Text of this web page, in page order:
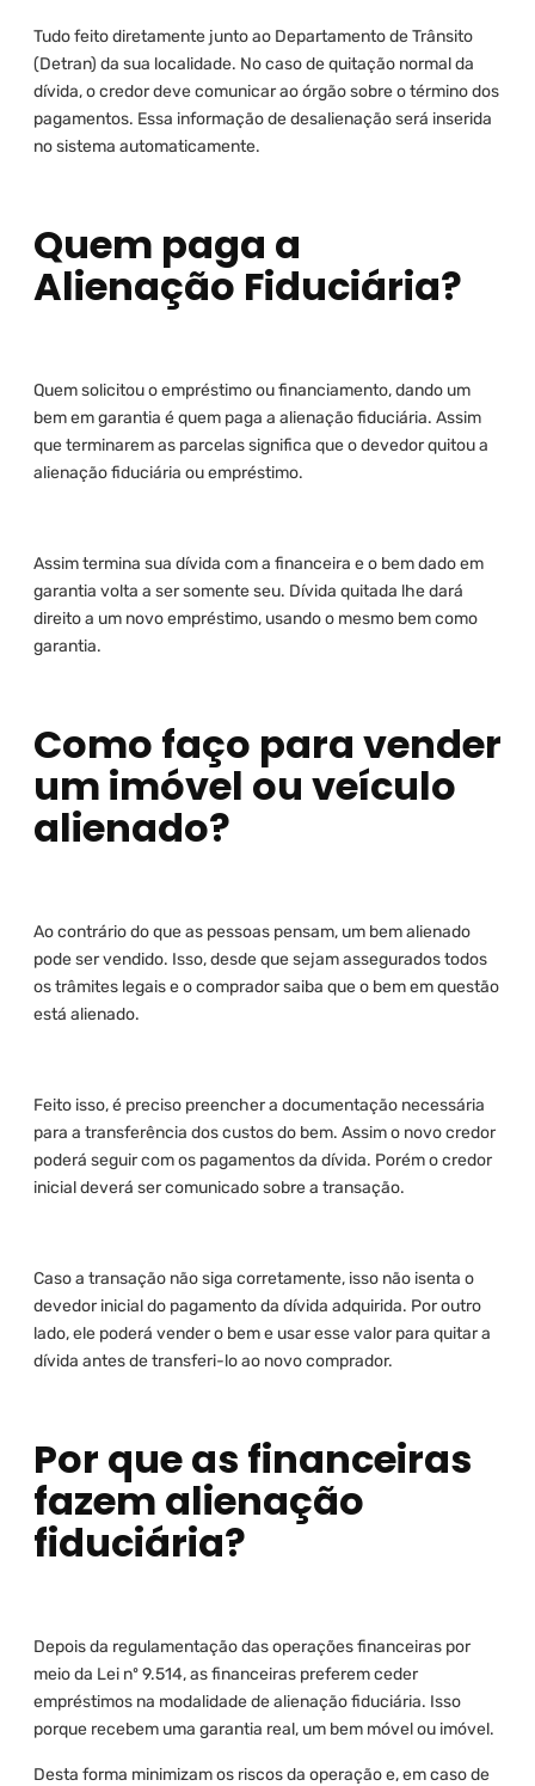
Tudo feito diretamente junto ao Departamento de Trânsito
(Detran) da sua localidade. No caso de quitação normal da
dívida, o credor deve comunicar ao órgão sobre o término dos
pagamentos. Essa informação de desalienação será inserida
no sistema automaticamente.
Quem paga a
Alienação Fiduciária?
Quem solicitou o empréstimo ou financiamento, dando um
bem em garantia é quem paga a alienação fiduciária. Assim
que terminarem as parcelas significa que o devedor quitou a
alienação fiduciária ou empréstimo.
Assim termina sua dívida com a financeira e o bem dado em
garantia volta a ser somente seu. Dívida quitada lhe dará
direito a um novo empréstimo, usando o mesmo bem como
garantia.
Como faço para vender
um imóvel ou veículo
alienado?
Ao contrário do que as pessoas pensam, um bem alienado
pode ser vendido. Isso, desde que sejam assegurados todos
os trâmites legais e o comprador saiba que o bem em questão
está alienado.
Feito isso, é preciso preencher a documentação necessária
para a transferência dos custos do bem. Assim o novo credor
poderá seguir com os pagamentos da dívida. Porém o credor
inicial deverá ser comunicado sobre a transação.
Caso a transação não siga corretamente, isso não isenta o
devedor inicial do pagamento da dívida adquirida. Por outro
lado, ele poderá vender o bem e usar esse valor para quitar a
dívida antes de transferi-lo ao novo comprador.
Por que as financeiras
fazem alienação
fiduciária?
Depois da regulamentação das operações financeiras por
meio da Lei nº 9.514, as financeiras preferem ceder
empréstimos na modalidade de alienação fiduciária. Isso
porque recebem uma garantia real, um bem móvel ou imóvel.
Desta forma minimizam os riscos da operação e, em caso de